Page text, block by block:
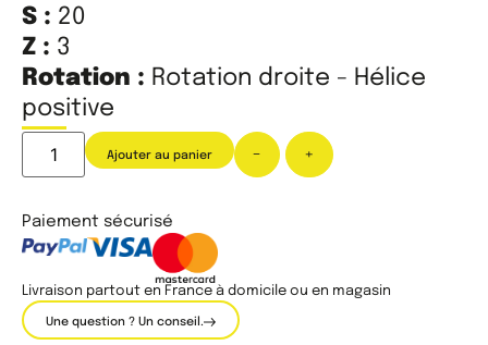
S : 20
Z : 3
Rotation : Rotation droite - Hélice
positive
- +
Ajouter au panier
Paiement sécurisé
Livraison partout en France à domicile ou en magasin
Une question ? Un conseil.